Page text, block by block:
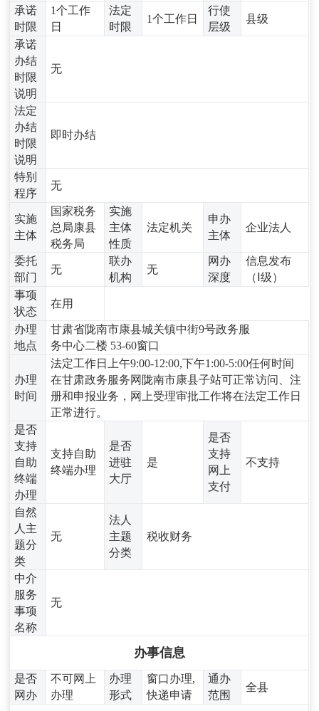
承诺
时限
1个工作
日
法定
时限
1个工作日
行使
层级
县级
承诺
办结
时限
说明
无
法定
办结
时限
说明
即时办结
特别
程序
无
实施
主体
国家税务
总局康县
税务局
实施
主体
性质
法定机关
申办
主体
企业法人
委托
部门
无
联办
机构
无
网办
深度
信息发布
（Ⅰ级）
事项
状态
在用
办理
地点
甘肃省陇南市康县城关镇中街9号政务服
务中心二楼 53-60窗口
办理
时间
法定工作日上午9:00-12:00,下午1:00-5:00任何时间
在甘肃政务服务网陇南市康县子站可正常访问、注
册和申报业务，网上受理审批工作将在法定工作日
正常进行。
是否
支持
自助
终端
办理
支持自助
终端办理
是否
进驻
大厅
是
是否
支持
网上
支付
不支持
自然
人主
题分
类
无
法人
主题
分类
税收财务
中介
服务
事项
名称
无
办事信息
是否
网办
不可网上
办理
办理
形式
窗口办理,
快递申请
通办
范围
全县